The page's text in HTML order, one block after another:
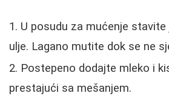
U posudu za mućenje
ulje. Lagano mutite dok se ne
Postepeno dodajte mleko i
prestajući sa mešanjem.